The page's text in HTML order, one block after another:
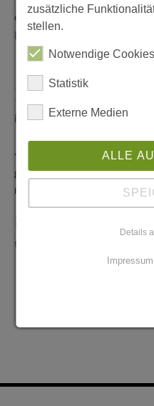
Geschäftszeiten: Montag
Freitag 08:00 bis 15:00
Redaktionelle
info@stadtglanz.de
Anzeigen-Service
graen@mediaworldgmbh.de
meyer@mediaworldgmbh.de
tipps@stadtglanz.de
zusätzliche
stellen.
Notwendige Cookies
Statistik
Externe Medien
ALLE
Details
Impressum